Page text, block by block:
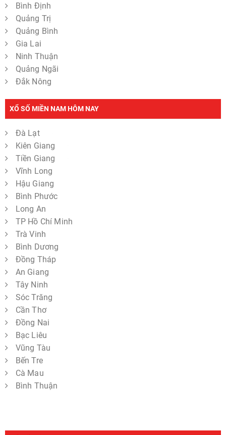
Bình Định
Quảng Trị
Quảng Bình
Gia Lai
Ninh Thuận
Quảng Ngãi
Đắk Nông
XỔ SỐ MIỀN NAM HÔM NAY
Đà Lạt
Kiên Giang
Tiền Giang
Vĩnh Long
Hậu Giang
Bình Phước
Long An
TP Hồ Chí Minh
Trà Vinh
Bình Dương
Đồng Tháp
An Giang
Tây Ninh
Sóc Trăng
Cần Thơ
Đồng Nai
Bạc Liêu
Vũng Tàu
Bến Tre
Cà Mau
Bình Thuận